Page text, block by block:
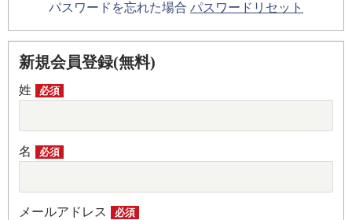
パスワードを忘れた場合 パスワードリセット
新規会員登録(無料)
姓 必須
名 必須
メールアドレス 必須